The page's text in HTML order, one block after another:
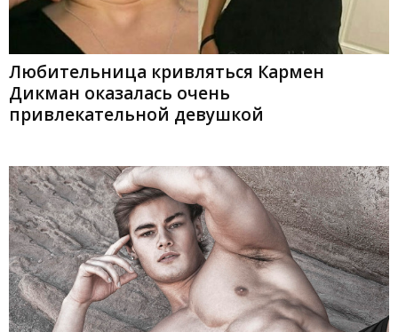
Любительница кривляться Кармен
Дикман оказалась очень
привлекательной девушкой